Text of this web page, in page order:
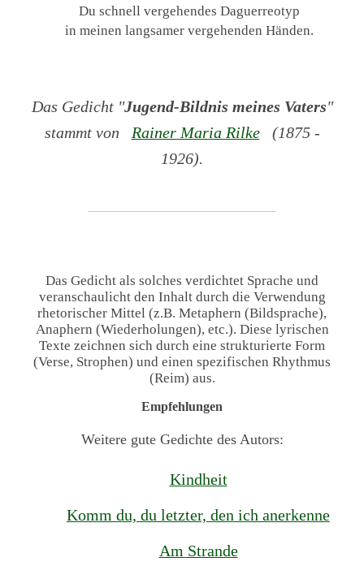
Du schnell vergehendes Daguerreotyp
in meinen langsamer vergehenden Händen.
Das Gedicht "Jugend-Bildnis meines Vaters"
stammt von
Rainer Maria Rilke(1875 -
1926).
Das Gedicht als solches verdichtet Sprache und
veranschaulicht den Inhalt durch die Verwendung
rhetorischer Mittel (z.B. Metaphern (Bildsprache),
Anaphern (Wiederholungen), etc.). Diese lyrischen
Texte zeichnen sich durch eine strukturierte Form
(Verse, Strophen) und einen spezifischen Rhythmus
(Reim) aus.
Empfehlungen
Weitere gute Gedichte des Autors:
Kindheit
Komm du, du letzter, den ich anerkenne
Am Strande